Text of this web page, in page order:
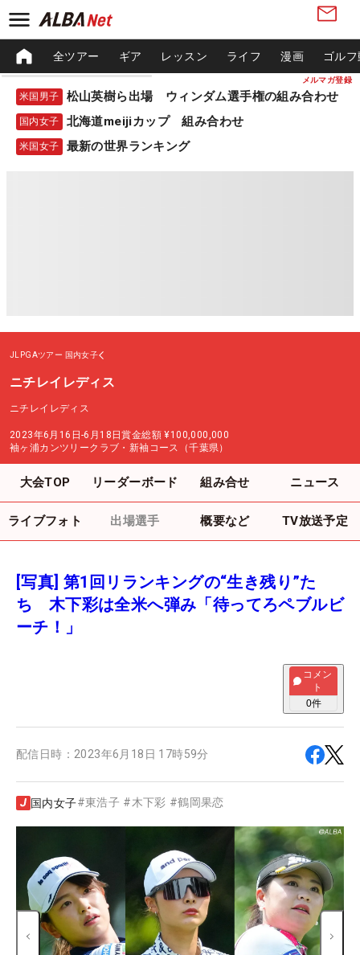
メルマガ登録
全ツアー ギア レッスン ライフ 漫画 ゴル
米国男子 松山英樹ら出場 ウィンダム選手権の組み合わせ
国内女子 北海道meijiカップ 組み合わせ
米国女子 最新の世界ランキング
JLPGAツアー 国内女子
ニチレイレディス
ニチレイレディス
2023年6月16日-6月18日賞金総額 ¥100,000,000
袖ヶ浦カンツリークラブ・新袖コース（千葉県）
大会TOP リーダーボード 組み合せ ニュース
ライブフォト 出場選手 概要など TV放送予定
[写真] 第1回リランキングの“生き残り”た
ち 木下彩は全米へ弾み「待ってろペブルビ
ーチ！」
コメン
ト
0件
配信日時： 2023年6月18日 17時59分
国内女子#東浩子 #木下彩 #鶴岡果恋